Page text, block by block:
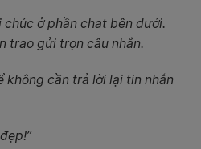
chúc ở phần chat bên dưới.
trao gửi trọn câu nhắn.
không cần trả lời lại tin nhắn